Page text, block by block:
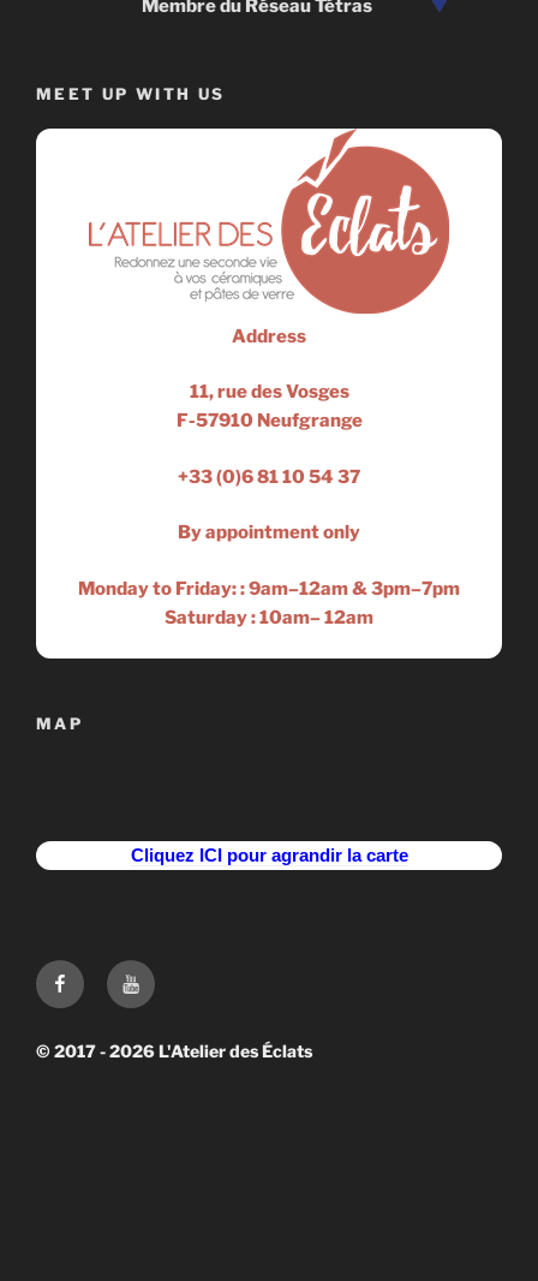
Membre du Réseau Tétras
MEET UP WITH US
Address
11, rue des Vosges
F-57910 Neufgrange
+33 (0)6 81 10 54 37
By appointment only
Monday to Friday: :9am–12am&3pm–7pm
Saturday :10am– 12am
MAP
Cliquez ICI pour agrandir la carte
Suivez-
nous
Youtube
© 2017 - 2026 L'Atelier des Éclats